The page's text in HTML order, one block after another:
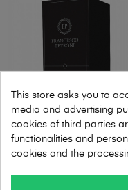
Francesco Petroni NR
This store asks you to
media and advertising
cookies of third parties
functionalities and
cookies and the